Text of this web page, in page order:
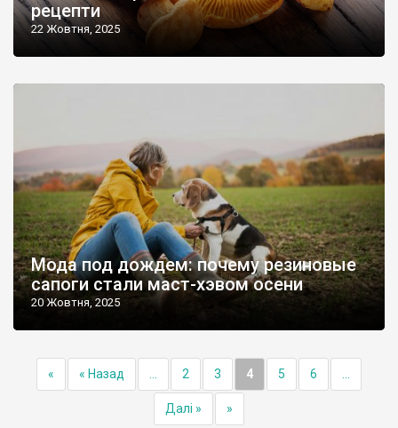
рецепти
22 Жовтня, 2025
Мода под дождем: почему резиновые
сапоги стали маст-хэвом осени
20 Жовтня, 2025
« « Назад ... 2 3 4 5 6 ...
Далі » »